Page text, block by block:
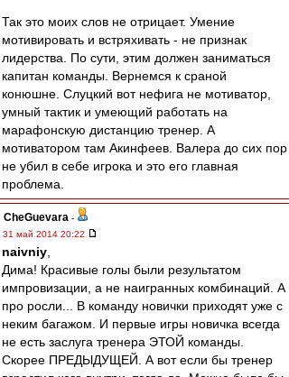
Так это моих слов не отрицает. Умение
мотивировать и встряхивать - не признак
лидерства. По сути, этим должен заниматься
капитан команды. Вернемся к сраной
конюшне. Слуцкий вот нефига не мотиватор,
умный тактик и умеющий работать на
марафонскую дистанцию тренер. А
мотиватором там Акинфеев. Валера до сих пор
не убил в себе игрока и это его главная
проблема.
CheGuevara -
31 май 2014 20:22
naivniy
Дима! Красивые голы были результатом
импровизации, а не наигранных комбинаций. А
про росли... В команду новички приходят уже с
неким багажом. И первые игры новичка всегда
не есть заслуга тренера ЭТОЙ команды.
Скорее ПРЕДЫДУЩЕЙ. А вот если бы тренер